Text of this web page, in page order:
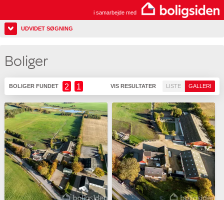
i samarbejde med
UDVIDET SØGNING
Boliger
BOLIGER FUNDET 2 1 VIS RESULTATER LISTE GALLERI